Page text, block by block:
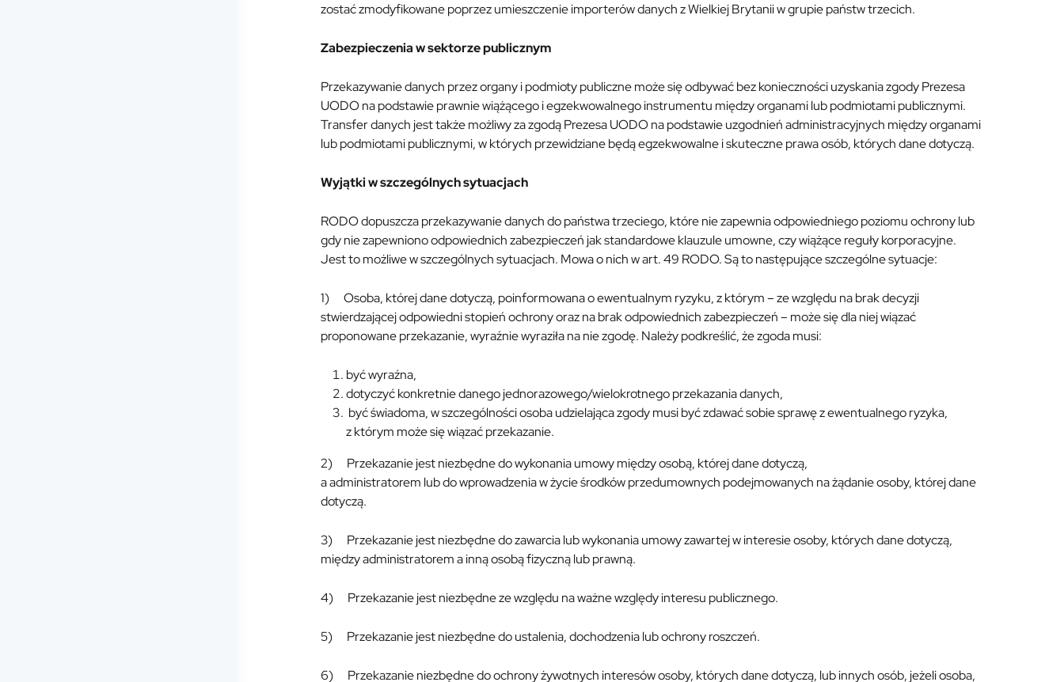
zostać zmodyfikowane poprzez umieszczenie importerów danych z Wielkiej Brytanii w grupie państw trzecich.
Zabezpieczenia w sektorze publicznym
Przekazywanie danych przez organy i podmioty publiczne może się odbywać bez konieczności uzyskania zgody Prezesa
UODO na podstawie prawnie wiążącego i egzekwowalnego instrumentu między organami lub podmiotami publicznymi.
Transfer danych jest także możliwy za zgodą Prezesa UODO na podstawie uzgodnień administracyjnych między organami
lub podmiotami publicznymi, w których przewidziane będą egzekwowalne i skuteczne prawa osób, których dane dotyczą.
Wyjątki w szczególnych sytuacjach
RODO dopuszcza przekazywanie danych do państwa trzeciego, które nie zapewnia odpowiedniego poziomu ochrony lub
gdy nie zapewniono odpowiednich zabezpieczeń jak standardowe klauzule umowne, czy wiążące reguły korporacyjne.
Jest to możliwe w szczególnych sytuacjach. Mowa o nich w art. 49 RODO. Są to następujące szczególne sytuacje:
1) Osoba, której dane dotyczą, poinformowana o ewentualnym ryzyku, z którym – ze względu na brak decyzji
stwierdzającej odpowiedni stopień ochrony oraz na brak odpowiednich zabezpieczeń – może się dla niej wiązać
proponowane przekazanie, wyraźnie wyraziła na nie zgodę. Należy podkreślić, że zgoda musi:
być wyraźna,
dotyczyć konkretnie danego jednorazowego/wielokrotnego przekazania danych,
być świadoma, w szczególności osoba udzielająca zgody musi być zdawać sobie sprawę z ewentualnego ryzyka,
z którym może się wiązać przekazanie.
2) Przekazanie jest niezbędne do wykonania umowy między osobą, której dane dotyczą,
a administratorem lub do wprowadzenia w życie środków przedumownych podejmowanych na żądanie osoby, której dane
dotyczą.
3) Przekazanie jest niezbędne do zawarcia lub wykonania umowy zawartej w interesie osoby, których dane dotyczą,
między administratorem a inną osobą fizyczną lub prawną.
4) Przekazanie jest niezbędne ze względu na ważne względy interesu publicznego.
5) Przekazanie jest niezbędne do ustalenia, dochodzenia lub ochrony roszczeń.
6) Przekazanie niezbędne do ochrony żywotnych interesów osoby, których dane dotyczą, lub innych osób, jeżeli osoba,